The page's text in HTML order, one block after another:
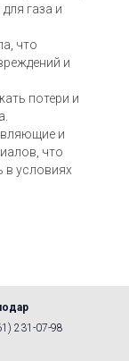
газа и
что
и
потери и
и
что
в условиях
231-07-98